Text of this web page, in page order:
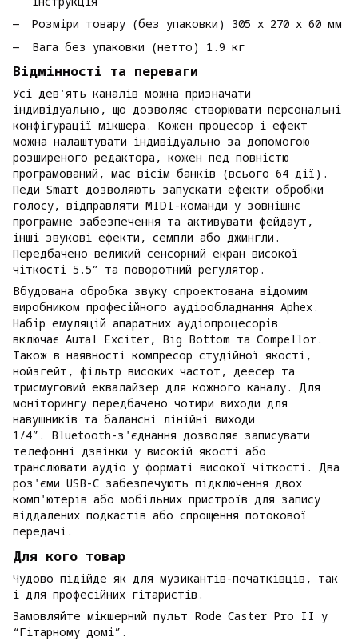
Розміри товару (без упаковки) 305 x 270 x 60 мм
Вага без упаковки (нетто) 1.9 кг
Відмінності та переваги
Усі дев'ять каналів можна призначати
індивідуально, що дозволяє створювати персональні
конфігурації мікшера. Кожен процесор і ефект
можна налаштувати індивідуально за допомогою
розширеного редактора, кожен пед повністю
програмований, має вісім банків (всього 64 дії).
Педи Smart дозволяють запускати ефекти обробки
голосу, відправляти MIDI-команди у зовнішнє
програмне забезпечення та активувати фейдаут,
інші звукові ефекти, семпли або джингли.
Передбачено великий сенсорний екран високої
чіткості 5.5” та поворотний регулятор.
Вбудована обробка звуку спроектована відомим
виробником професійного аудіообладнання Aphex.
Набір емуляцій апаратних аудіопроцесорів
включає Aural Exciter, Big Bottom та Compellor.
Також в наявності компресор студійної якості,
нойзгейт, фільтр високих частот, деесер та
трисмуговий еквалайзер для кожного каналу. Для
моніторингу передбачено чотири виходи для
навушників та балансні лінійні виходи
1/4”. Bluetooth-з'єднання дозволяє записувати
телефонні дзвінки у високій якості або
транслювати аудіо у форматі високої чіткості. Два
роз'єми USB-C забезпечують підключення двох
комп'ютерів або мобільних пристроїв для запису
віддалених подкастів або спрощення потокової
передачі.
Для кого товар
Чудово підійде як для музикантів-початківців, так
і для професійних гітаристів.
Замовляйте мікшерний пульт Rode Caster Pro II у
“Гітарному домі”.